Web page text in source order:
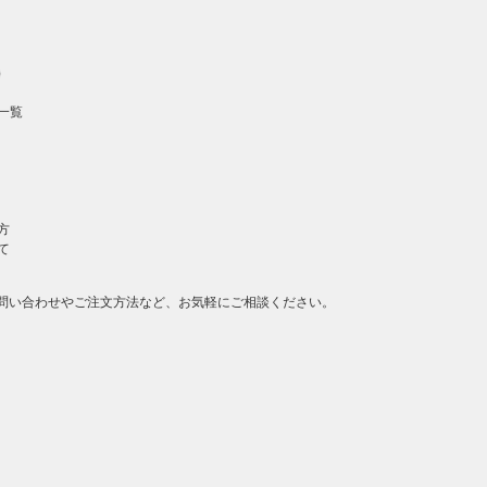
覧
い合わせやご注文方法など、お気軽にご相談ください。